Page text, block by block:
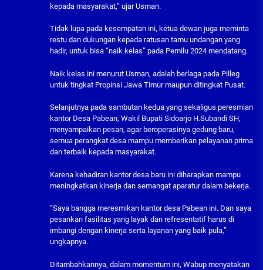
kepada masyarakat,” ujar Usman.
Tidak lupa pada kesempatan ini, ketua dewan juga meminta
restu dan dukungan kepada ratusan tamu undangan yang
hadir, untuk bisa “naik kelas” pada Pemilu 2024 mendatang.
Naik kelas ini menurut Usman, adalah berlaga pada Pilleg
untuk tingkat Propinsi Jawa Timur maupun ditingkat Pusat.
Selanjutnya pada sambutan kedua yang sekaligus peresmian
kantor Desa Pabean, Wakil Bupati Sidoarjo H.Subandi SH,
menyampaikan pesan, agar beroperasinya gedung baru,
semua perangkat desa mampu memberikan pelayanan prima
dan terbaik kepada masyarakat.
Karena kehadiran kantor desa baru ini diharapkan mampu
meningkatkan kinerja dan semangat aparatur dalam bekerja.
“Saya bangga meresmikan kantor desa Pabean ini. Dan saya
pesankan fasilitas yang layak dan refresentatif harus di
imbangi dengan kinerja serta layanan yang baik pula,”
ungkapnya.
Ditambahkannya, dalam momentum ini, Wabup menyatakan